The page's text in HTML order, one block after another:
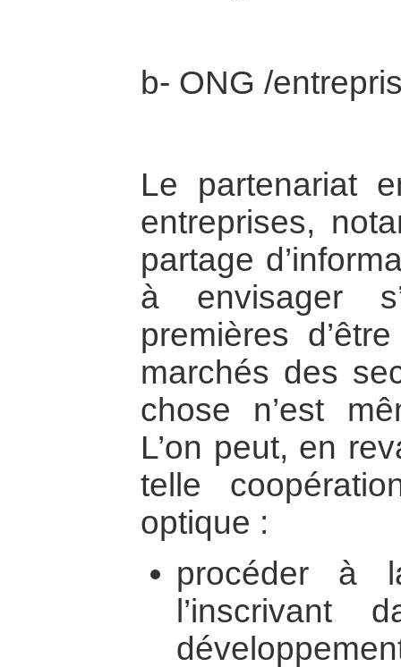
b- ONG /
Le partenariat
entreprises,
partage
à envisager
premières
marchés des
chose n’est
L’on peut, en
telle
optique :
procéder à